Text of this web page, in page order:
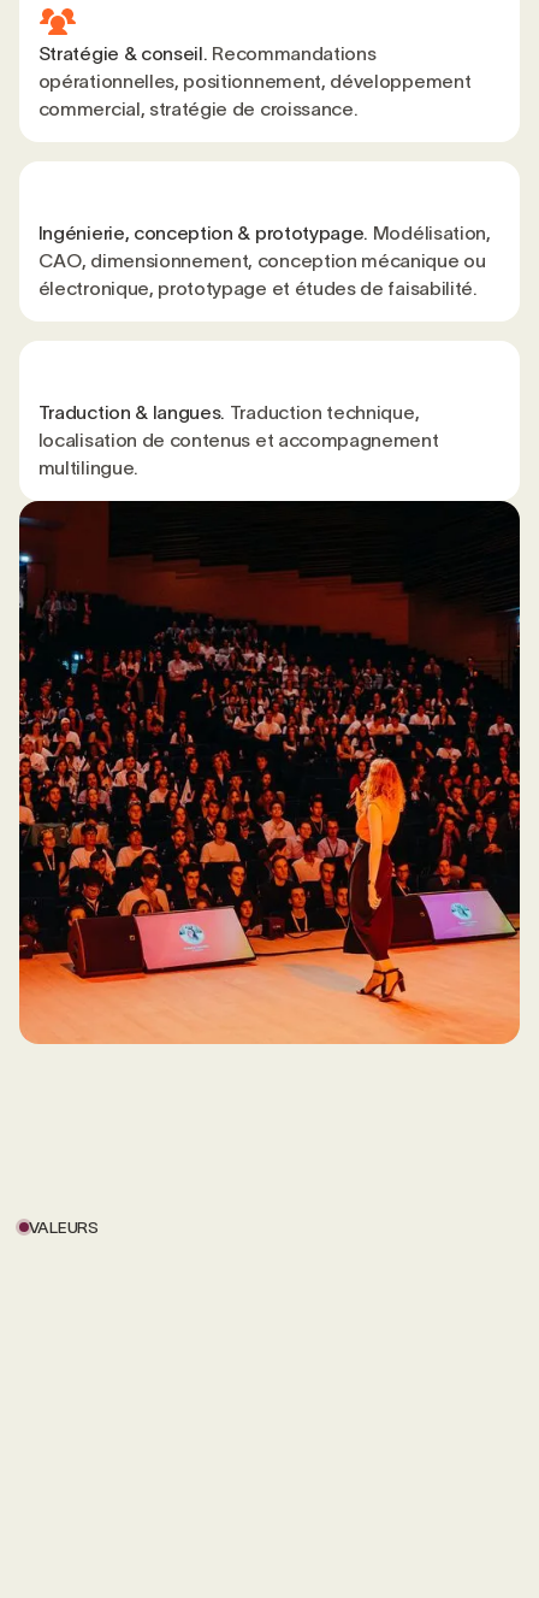
Stratégie & conseil. Recommandations
opérationnelles, positionnement, développement
commercial, stratégie de croissance.
Ingénierie, conception & prototypage. Modélisation,
CAO, dimensionnement, conception mécanique ou
électronique, prototypage et études de faisabilité.
Traduction & langues. Traduction technique,
localisation de contenus et accompagnement
multilingue.
VALEURS